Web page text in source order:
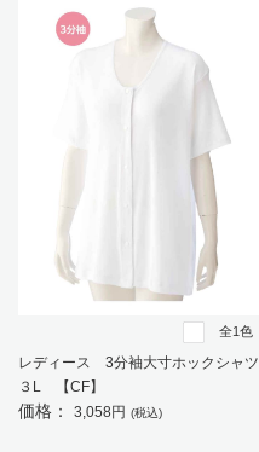
全1色
レディース 3分袖大寸ホックシャツ
３L 【CF】
価格： 3,058円 (税込)